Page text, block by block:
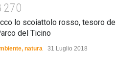
270
lo scoiattolo rosso, tesoro del
del Ticino
, natura 31 Luglio 2018